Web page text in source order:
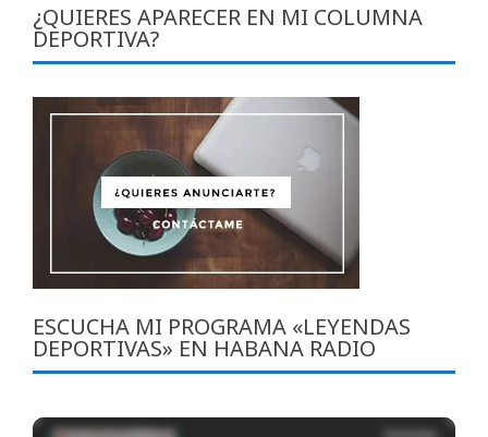
¿QUIERES APARECER EN MI COLUMNA
DEPORTIVA?
ESCUCHA MI PROGRAMA «LEYENDAS
DEPORTIVAS» EN HABANA RADIO